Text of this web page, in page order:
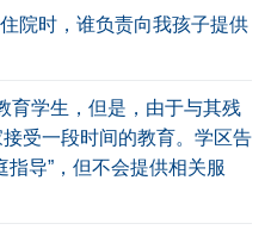
院时，谁负责向我孩子提供
育学生，但是，由于与其残
受一段时间的教育。学区告
导”，但不会提供相关服